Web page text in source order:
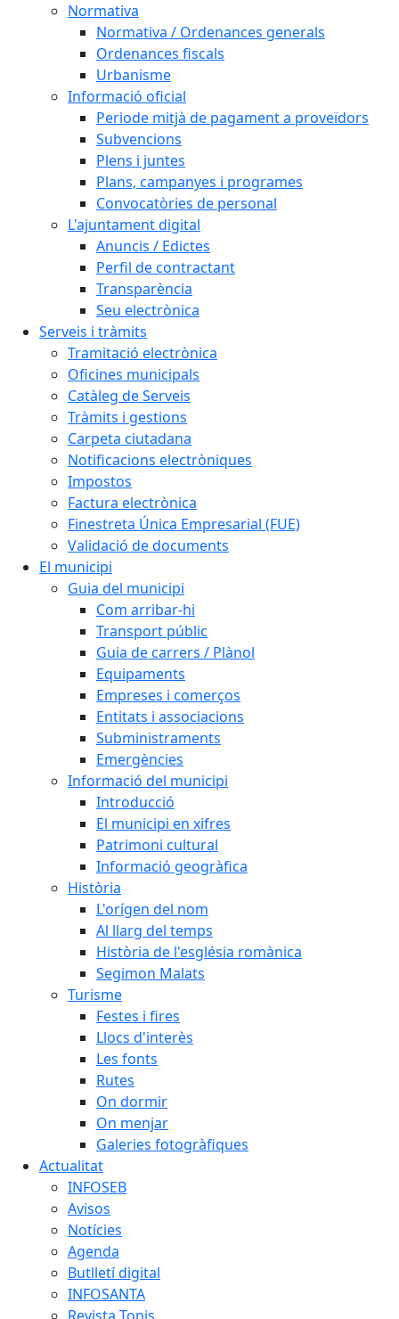
Normativa
Normativa / Ordenances generals
Ordenances fiscals
Urbanisme
Informació oficial
Periode mitjà de pagament a proveïdors
Subvencions
Plens i juntes
Plans, campanyes i programes
Convocatòries de personal
L'ajuntament digital
Anuncis / Edictes
Perfil de contractant
Transparència
Seu electrònica
Serveis i tràmits
Tramitació electrònica
Oficines municipals
Catàleg de Serveis
Tràmits i gestions
Carpeta ciutadana
Notificacions electròniques
Impostos
Factura electrònica
Finestreta Única Empresarial (FUE)
Validació de documents
El municipi
Guia del municipi
Com arribar-hi
Transport públic
Guia de carrers / Plànol
Equipaments
Empreses i comerços
Entitats i associacions
Subministraments
Emergències
Informació del municipi
Introducció
El municipi en xifres
Patrimoni cultural
Informació geogràfica
Història
L'orígen del nom
Al llarg del temps
Història de l'església romànica
Segimon Malats
Turisme
Festes i fires
Llocs d'interès
Les fonts
Rutes
On dormir
On menjar
Galeries fotogràfiques
Actualitat
INFOSEB
Avisos
Notícies
Agenda
Butlletí digital
INFOSANTA